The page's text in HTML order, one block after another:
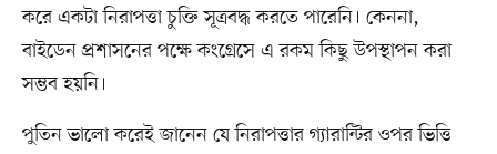
করে একটা নিরাপত্তা চুক্তি সূত্রবদ্ধ করতে পারেনি। কেননা,
বাইডেন প্রশাসনের পক্ষে কংগ্রেসে এ রকম কিছু উপস্থাপন করা
সম্ভব হয়নি।
পুতিন ভালো করেই জানেন যে নিরাপত্তার গ্যারান্টির ওপর ভিত্তি